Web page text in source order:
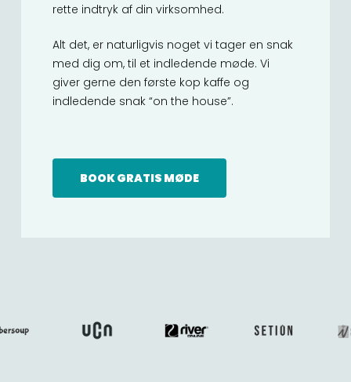
rette indtryk af din virksomhed.
Alt det, er naturligvis noget vi tager en snak
med dig om, til et indledende møde. Vi
giver gerne den første kop kaffe og
indledende snak “on the house”.
BOOK GRATIS MØDE